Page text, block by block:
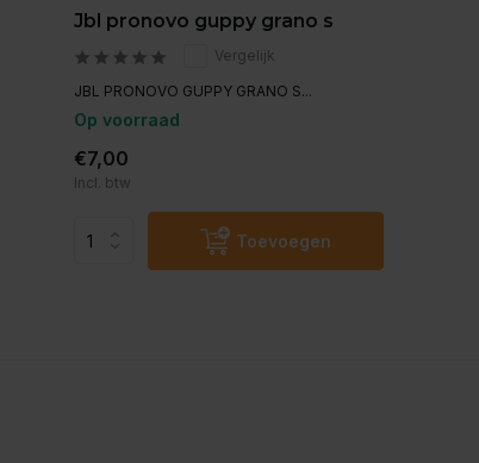
Jbl pronovo guppy grano s
Vergelijk
JBL PRONOVO GUPPY GRANO S...
Op voorraad
€7,00
Incl. btw
Toevoegen